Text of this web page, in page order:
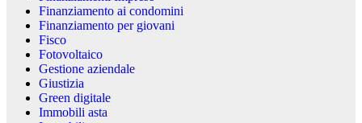
Finanziamento ai condomini
Finanziamento per giovani
Fisco
Fotovoltaico
Gestione aziendale
Giustizia
Green digitale
Immobili asta